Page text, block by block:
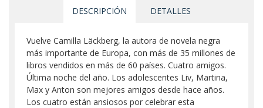
DESCRIPCIÓN DETALLES
Vuelve Camilla Läckberg, la autora de novela negra
más importante de Europa, con más de 35 millones de
libros vendidos en más de 60 países. Cuatro amigos.
Última noche del año. Los adolescentes Liv, Martina,
Max y Anton son mejores amigos desde hace años.
Los cuatro están ansiosos por celebrar esta